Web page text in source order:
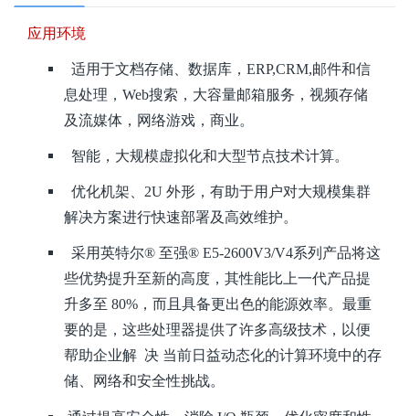
应用环境
适用于文档存储、数据库，ERP,CRM,邮件和信
息处理，Web搜索，大容量邮箱服务，视频存储
及流媒体，网络游戏，商业。
智能，大规模虚拟化和大型节点技术计算。
优化机架、2U 外形，有助于用户对大规模集群
解决方案进行快速部署及高效维护。
采用英特尔® 至强® E5-2600V3/V4系列产品将这
些优势提升至新的高度，其性能比上一代产品提
升多至 80%，而且具备更出色的能源效率。最重
要的是，这些处理器提供了许多高级技术，以便
帮助企业解 决 当前日益动态化的计算环境中的存
储、网络和安全性挑战。